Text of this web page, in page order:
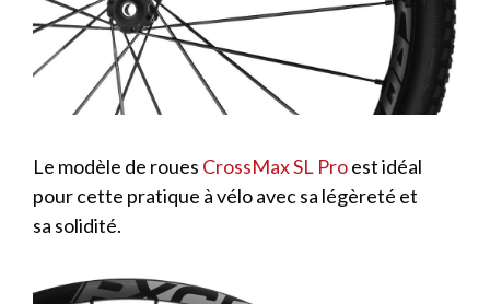
Le modèle de roues CrossMax SL Proest idéal
pour cette pratique à vélo avec sa légèreté et
sa solidité.